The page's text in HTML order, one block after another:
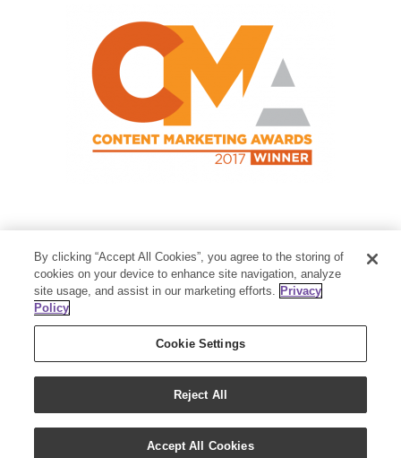
Member Services:
1-800-371-3515
Thanksgiving Point Business Park
3125 Executive Parkway
Lehi, UT 84043
By clicking “Accept All Cookies”, you agree to the storing of
cookies on your device to enhance site navigation, analyze
site usage, and assist in our marketing efforts. Privacy
Policy
Cookie Settings
Reject All
Accept All Cookies